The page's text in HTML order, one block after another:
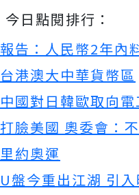
今日點閱排行：
報告：人民幣2年內
台港澳大中華貨幣區
中國對日韓歐取向
打臉美國 奧委會：
里約奧運
U盤今重出江湖 引